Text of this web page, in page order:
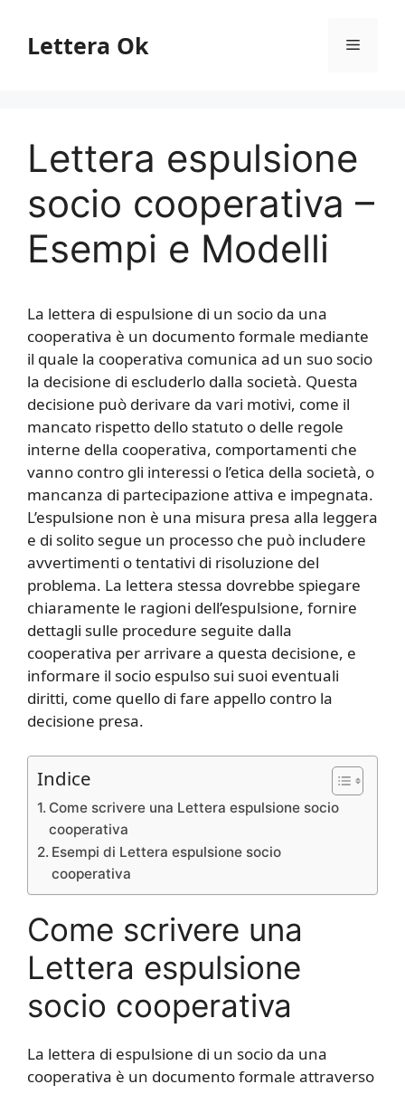
contenuto
Lettera Ok Menu
Lettera espulsione
socio cooperativa –
Esempi e Modelli
La lettera di espulsione di un socio da una
cooperativa è un documento formale mediante
il quale la cooperativa comunica ad un suo socio
la decisione di escluderlo dalla società. Questa
decisione può derivare da vari motivi, come il
mancato rispetto dello statuto o delle regole
interne della cooperativa, comportamenti che
vanno contro gli interessi o l’etica della società, o
mancanza di partecipazione attiva e impegnata.
L’espulsione non è una misura presa alla leggera
e di solito segue un processo che può includere
avvertimenti o tentativi di risoluzione del
problema. La lettera stessa dovrebbe spiegare
chiaramente le ragioni dell’espulsione, fornire
dettagli sulle procedure seguite dalla
cooperativa per arrivare a questa decisione, e
informare il socio espulso sui suoi eventuali
diritti, come quello di fare appello contro la
decisione presa.
Indice
Come scrivere una Lettera espulsione socio
cooperativa
Esempi di Lettera espulsione socio
cooperativa
Come scrivere una
Lettera espulsione
socio cooperativa
La lettera di espulsione di un socio da una
cooperativa è un documento formale attraverso